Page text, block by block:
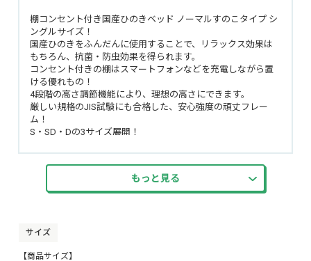
棚コンセント付き国産ひのきベッド ノーマルすのこタイプ シ
ングルサイズ！
国産ひのきをふんだんに使用することで、リラックス効果は
もちろん、抗菌・防虫効果を得られます。
コンセント付きの棚はスマートフォンなどを充電しながら置
ける優れもの！
4段階の高さ調節機能により、理想の高さにできます。
厳しい規格のJIS試験にも合格した、安心強度の頑丈フレー
ム！
S・SD・Dの3サイズ展開！
もっと見る
サイズ
【商品サイズ】